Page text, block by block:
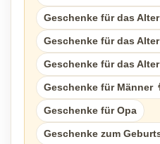
Geschenke für das
Geschenke für das
Geschenke für das
Geschenke für Männer
Geschenke für Opa
Geschenke zum